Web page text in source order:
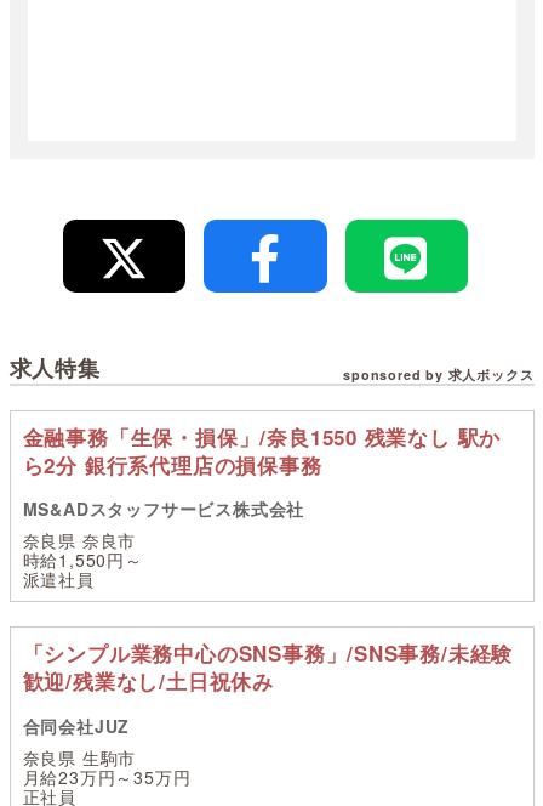
求人特集 sponsored by 求人ボックス
金融事務「生保・損保」/奈良1550 残業なし 駅か
ら2分 銀行系代理店の損保事務
MS&ADスタッフサービス株式会社
奈良県 奈良市
時給1,550円～
派遣社員
「シンプル業務中心のSNS事務」/SNS事務/未経験
歓迎/残業なし/土日祝休み
合同会社JUZ
奈良県 生駒市
月給23万円～35万円
正社員